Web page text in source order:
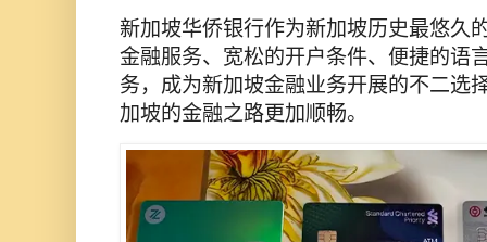
新加坡华侨银行作为新加坡历史最悠久
金融服务、宽松的开户条件、便捷的语
务，成为新加坡金融业务开展的不二选
加坡的金融之路更加顺畅。